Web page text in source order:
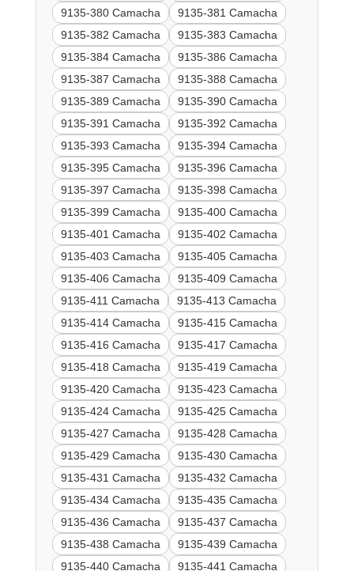
9135-380 Camacha
9135-381 Camacha
9135-382 Camacha
9135-383 Camacha
9135-384 Camacha
9135-386 Camacha
9135-387 Camacha
9135-388 Camacha
9135-389 Camacha
9135-390 Camacha
9135-391 Camacha
9135-392 Camacha
9135-393 Camacha
9135-394 Camacha
9135-395 Camacha
9135-396 Camacha
9135-397 Camacha
9135-398 Camacha
9135-399 Camacha
9135-400 Camacha
9135-401 Camacha
9135-402 Camacha
9135-403 Camacha
9135-405 Camacha
9135-406 Camacha
9135-409 Camacha
9135-411 Camacha
9135-413 Camacha
9135-414 Camacha
9135-415 Camacha
9135-416 Camacha
9135-417 Camacha
9135-418 Camacha
9135-419 Camacha
9135-420 Camacha
9135-423 Camacha
9135-424 Camacha
9135-425 Camacha
9135-427 Camacha
9135-428 Camacha
9135-429 Camacha
9135-430 Camacha
9135-431 Camacha
9135-432 Camacha
9135-434 Camacha
9135-435 Camacha
9135-436 Camacha
9135-437 Camacha
9135-438 Camacha
9135-439 Camacha
9135-440 Camacha
9135-441 Camacha